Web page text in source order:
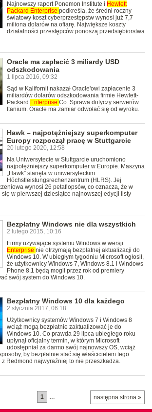
Najnowszy raport Ponemon Institute i Hewlett
Packard Enterprise podkreśla, że średni roczny
światowy koszt cyberprzestępstw wynosi już 7,7
miliona dolarów na ofiarę. Największe koszty
działalności przestępców ponoszą przedsiębiorstwa
Oracle ma zapłacić 3 miliardy USD
odszkodowania
1 lipca 2016, 09:32
Sąd w Kalifornii nakazał Oracle'owi zapłacenie 3
miliardów dolarów odszkodowania firmie Hewlett-
Packard Enterprise Co. Sprawa dotyczy serwerów
Itanium. Oracle ma zamiar odwołać się od wyroku.
Hawk – najpotężniejszy superkomputer
Europy rozpoczął pracę w Stuttgarcie
20 lutego 2020, 12:58
Na Uniwersytecie w Stuttgarcie uruchomiono
najpotężniejszy superkomputer w Europie. Maszyna
„Hawk” stanęła w uniwersyteckim
Höchstleistungsrechenzentrum (HLRS). Jej
wynosi 26 petaflopsów, co oznacza, że w
w pierwszej dziesiątce najnowszej edycji listy
Bezpłatny Windows nie dla wszystkich
2 lutego 2015, 10:16
Firmy używające systemu Windows w wersji
Enterprise nie otrzymają bezpłatnej aktualizacji do
Windows 10. W ubiegłym tygodniu Microsoft ogłosił,
że użytkownicy Windows 7, Windows 8.1 i Windows
Phone 8.1 będą mogli przez rok od premiery
swój system do Windows 10.
Bezpłatny Windows 10 dla każdego
2 stycznia 2017, 06:18
Użytkownicy systemów Windows 7 i Windows 8
wciąż mogą bezpłatnie zaktualizować je do
Windows 10. Co prawda 29 lipca ubiegłego roku
upłynął oficjalny termin, w którym Microsoft
udostępniał za darmo swój najnowszy OS, wciąż
by bezpłatnie stać się właścicielem tego
z Redmond najwyraźniej to nie przeszkadza.
następna strona »
1 …